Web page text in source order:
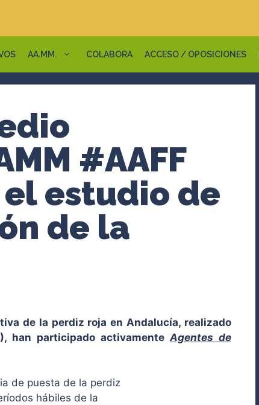
AA.MM. COLABORA ACCESO / OPOSICIONES
#AAFF
estudio de
de la
de la perdiz roja en Andalucía, realizado
han participado activamenteAgentes de
de puesta de la perdiz
hábiles de la